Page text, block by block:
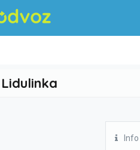
Lidulinka
Info